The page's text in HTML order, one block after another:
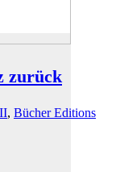
zurück
, Bücher Editions